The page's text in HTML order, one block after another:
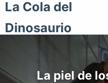
La Cola del
Dinosaurio
La piel de